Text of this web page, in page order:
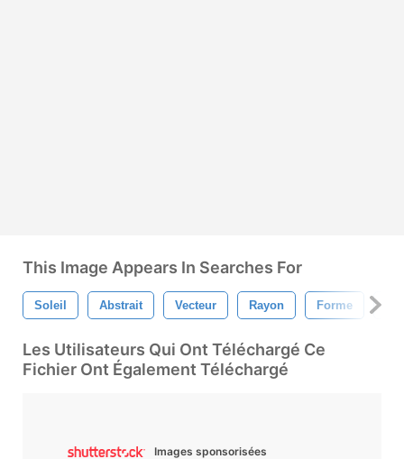
This Image Appears In Searches For
Soleil Abstrait Vecteur Rayon Forme
Les Utilisateurs Qui Ont Téléchargé Ce
Fichier Ont Également Téléchargé
Images sponsorisées